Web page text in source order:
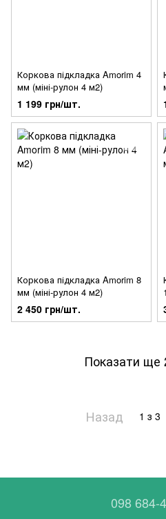
Коркова підкладка Amorim 4
мм (міні-рулон 4 м2)
1 199 грн/шт.
Коркова підкладка Amorim 8
мм (міні-рулон 4 м2)
2 450 грн/шт.
Показати ще
Назад 1 з 3
098 684-